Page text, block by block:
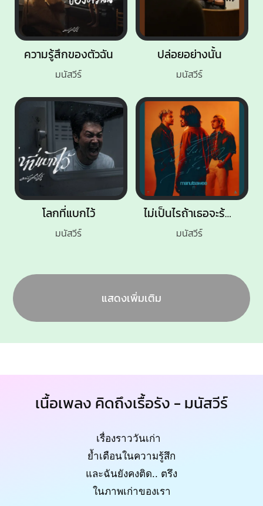
โลกที่แบกไว้
มนัสวีร์
ความรู้สึกของตัวฉัน
มนัสวีร์
ปล่อยอย่างนั้น
มนัสวีร์
ไม่เป็นไรถ้าเธอจะร้องไห้
มนัสวีร์
แสดงเพิ่มเติม
เนื้อเพลง คิดถึงเรื้อรัง - มนัสวีร์
เรื่องราววันเก่า
ย้ำเตือนในความรู้สึก
และฉันยังคงติด.. ตรึง
ในภาพเก่าของเรา